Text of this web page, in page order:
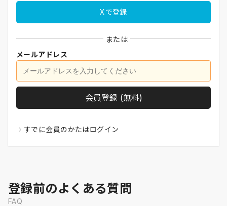
Xで登録
または
メールアドレス
会員登録 (無料)
すでに会員のかたはログイン
登録前のよくある質問
FAQ